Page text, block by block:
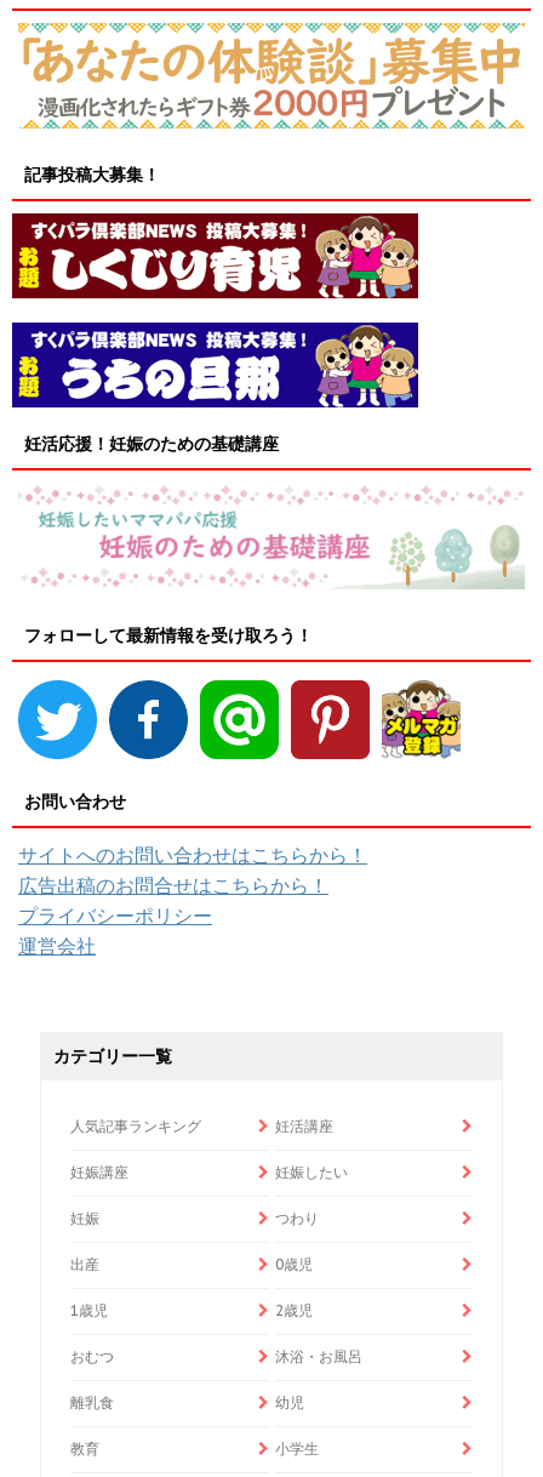
記事投稿大募集！
妊活応援！妊娠のための基礎講座
フォローして最新情報を受け取ろう！
お問い合わせ
サイトへのお問い合わせはこちらから！
広告出稿のお問合せはこちらから！
プライバシーポリシー
運営会社
カテゴリー一覧
人気記事ランキング 妊活講座
妊娠講座 妊娠したい
妊娠 つわり
出産 0歳児
1歳児 2歳児
おむつ 沐浴・お風呂
離乳食 幼児
教育 小学生